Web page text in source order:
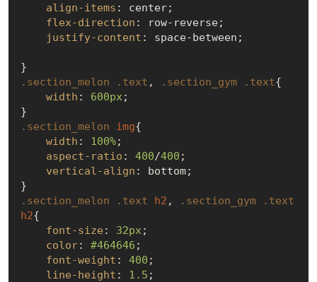
align-items : center;
flex-direction : row-reverse;
justify-content : space-between;
.section_melon
.text , .section_gym .text{
width : 600px ;
.section_melon
img{
width : 100%;
aspect-ratio : 400/400 ;
vertical-align : bottom;
.section_melon
.text h2 , .section_gym
.text
h2{
font-size : 32px ;
color: #464646 ;
font-weight : 400 ;
line-height : 1.5 ;